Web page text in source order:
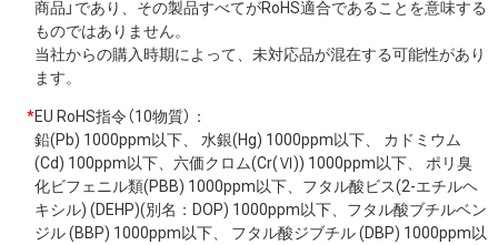
商品」であり、その製品すべてがRoHS適合であることを意味する
ものではありません。
当社からの購入時期によって、未対応品が混在する可能性があり
ます。
*EU RoHS指令（10物質）：
鉛(Pb) 1000ppm以下、 水銀(Hg) 1000ppm以下、 カドミウム
(Cd) 100ppm以下、六価クロム(Cr(Ⅵ)) 1000ppm以下、 ポリ臭
化ビフェニル類(PBB) 1000ppm以下、フタル酸ビス(2-エチルヘ
キシル) (DEHP)(別名：DOP) 1000ppm以下、フタル酸ブチルベン
ジル (BBP) 1000ppm以下、 フタル酸ジブチル (DBP) 1000ppm以